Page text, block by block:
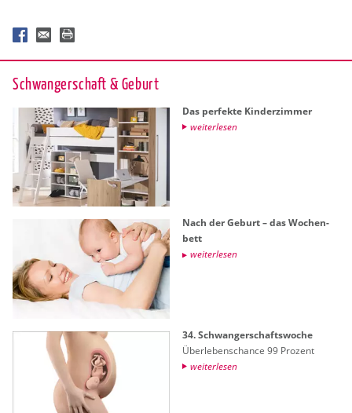
Schwan­ger­schaft & Ge­burt
Das per­fek­te Kin­der­zim­mer
wei­ter­le­sen
Nach der Ge­burt – das Wo­chen­
bett
wei­ter­le­sen
34. Schwan­ger­schafts­wo­che
Über­le­bens­chan­ce 99 Pro­zent
wei­ter­le­sen